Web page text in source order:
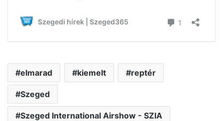
elmarad kiemelt reptér
Szeged
Szeged International Airshow - SZIA